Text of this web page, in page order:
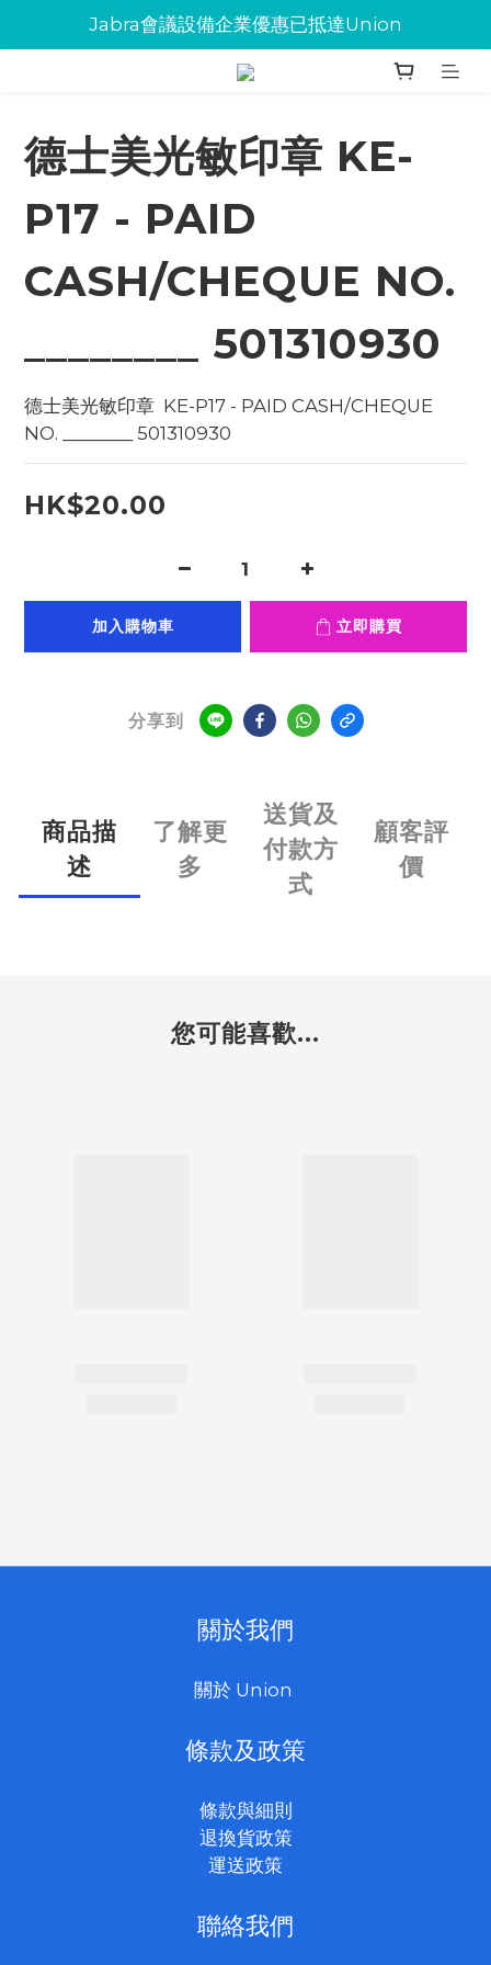
Jabra會議設備企業優惠已抵達Union
Jabra會議設備企業優惠已抵達Union
環保碳粉歡迎大量下單
德士美光敏印章 KE-
P17 - PAID
CASH/CHEQUE NO.
________ 501310930
德士美光敏印章  KE-P17 - PAID CASH/CHEQUE
NO. ________ 501310930
HK$20.00
加入購物車 立即購買
分享到
商品描
述
了解更
多
送貨及
付款方
式
顧客評
價
您可能喜歡...
關於我們
關於 Union
條款及政策
條款與細則
退換貨政策
運送政策
聯絡我們